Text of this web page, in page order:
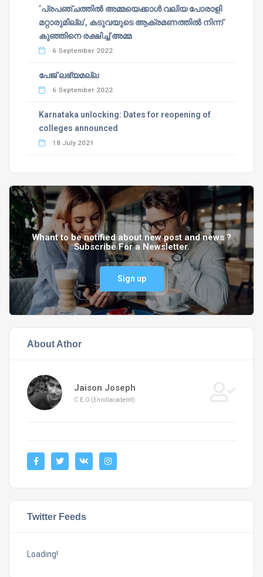
‘പ്രപഞ്ചത്തില്‍ അമ്മയെക്കാള്‍ വലിയ പോരാളി
മറ്റാരുമില്ല’, കടുവയുടെ ആക്രമണത്തില്‍ നിന്ന്
കുഞ്ഞിനെ രക്ഷിച്ച് അമ്മ
6 September 2022
പേജ് ലഭ്യമല്ല
6 September 2022
Karnataka unlocking: Dates for reopening of
colleges announced
18 July 2021
Whant to be notified about new post and news ?
Subscribe For a Newsletter.
Sign up
About Athor
Jaison Joseph
C.E.O (Enrollacademt)
Twitter Feeds
Loading!